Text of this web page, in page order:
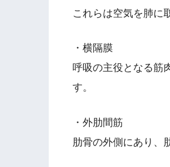
これらは空気を肺に
・横隔膜
呼吸の主役となる筋
す。
・外肋間筋
肋骨の外側にあり、